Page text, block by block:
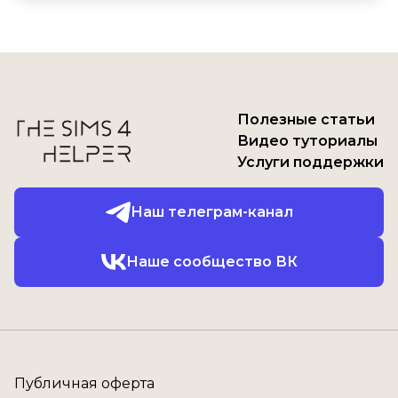
Полезные статьи
Видео туториалы
Услуги поддержки
Наш телеграм-канал
Наше сообщество ВК
Публичная оферта